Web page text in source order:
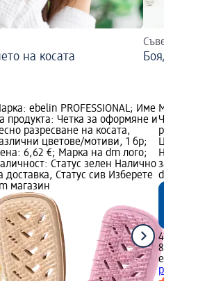
на косата
Съвети и
Боядисване
ebelin PROFESSIONAL; Име
продукта: Четка за оформяне и
разресване на косата,
цветове/мотиви, 1 бр;
6,62 €; Марка на dm лого;
Статус зелен Налично
доставка, Статус сив Изберете
магазин
Марка:
Четка за
различни
Цена: 4,37
за
dm
4,37 €
8,55 лв.
ebelin
различни